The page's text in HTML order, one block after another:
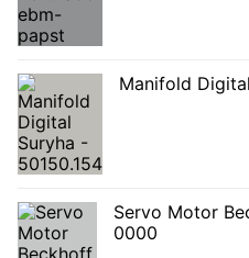
Manifold
Servo Motor
0000